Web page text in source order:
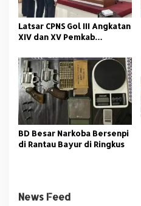
Latsar CPNS Gol III Angkatan
XIV dan XV Pemkab
BD Besar Narkoba Bersenpi
di Rantau Bayur di Ringkus
News Feed